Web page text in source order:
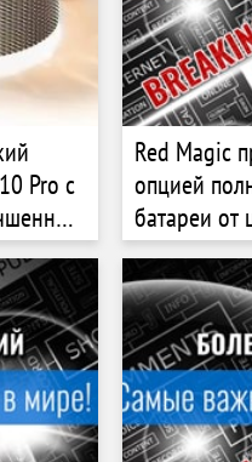
Pro с
Red Magic
опцией
батареи от